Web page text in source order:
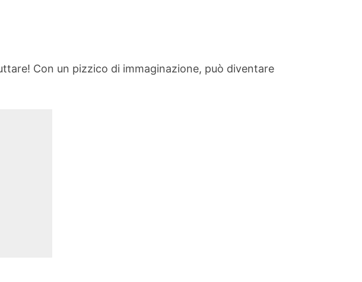
Con un pizzico di immaginazione, può diventare